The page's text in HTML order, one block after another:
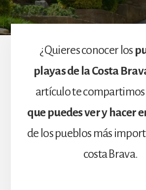
¿Quieres conocer los
playas de la Costa
artículo te
que puedes ver y hacer
de los pueblos más
costa Brava.